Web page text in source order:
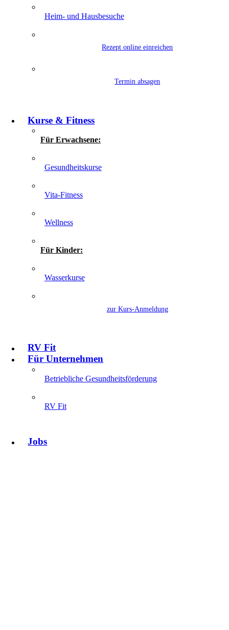
Heim- und Hausbesuche
Rezept online einreichen
Termin absagen
Kurse & Fitness
Für Erwachsene:
Gesundheitskurse
Vita-Fitness
Wellness
Für Kinder:
Wasserkurse
zur Kurs-Anmeldung
RV Fit
Für Unternehmen
Betriebliche Gesundheitsförderung
RV Fit
Jobs